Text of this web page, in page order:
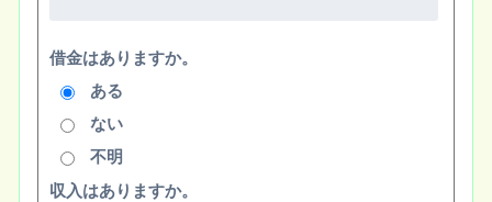
借金はありますか。
ある
ない
不明
収入はありますか。